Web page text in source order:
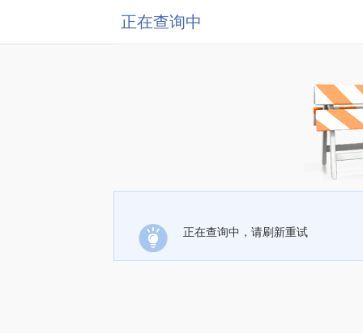
正在查询中
正在查询中，请刷新重试